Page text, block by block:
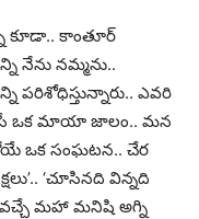
కూడా.. కాంతూర్
నేను నమ్మను..
ఎవరి
ఒక మాయా జాలం.. మన
ఒక సంఘటన.. చేర
‘చూసినది విన్నది
వచ్చే మహా మనిషి అగ్ని